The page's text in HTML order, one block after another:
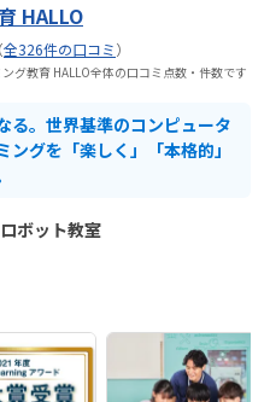
HALLO
（全326件の口コミ）
グ教育 HALLO全体の口コミ点数・件数です
る。世界基準のコンピュータ
グを「楽しく」「本格的」
ボット教室